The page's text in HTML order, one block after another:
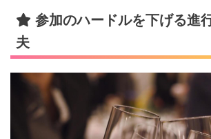
参加のハードルを下げる進
夫